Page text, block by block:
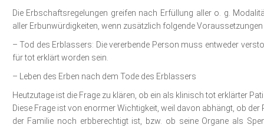
Die Erbschaftsregelungen greifen nach Erfüllung aller o. g.
aller Erbunwürdigkeiten, wenn zusätzlich folgende
– Tod des Erblassers: Die vererbende Person muss entweder
für tot erklärt worden sein.
– Leben des Erben nach dem Tode des Erblassers
Heutzutage ist die Frage zu klären, ob ein als klinisch tot erklärter
Diese Frage ist von enormer Wichtigkeit, weil davon abhängt, ob
der Familie noch erbberechtigt ist, bzw. ob seine Organe als